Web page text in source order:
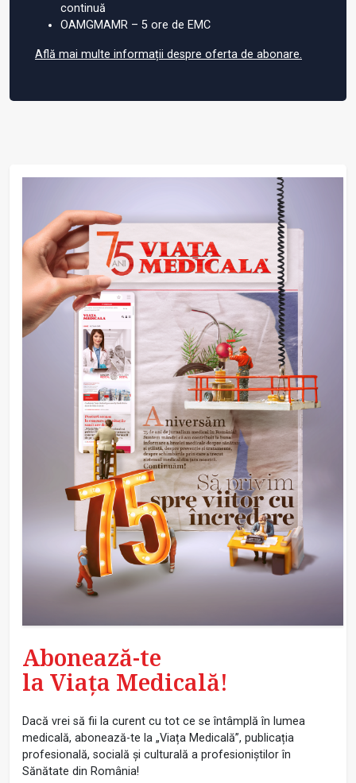
continuă
OAMGMAMR – 5 ore de EMC
Află mai multe informații despre oferta de abonare.
Abonează-te
la Viața Medicală!
Dacă vrei să fii la curent cu tot ce se întâmplă în lumea
medicală, abonează-te la „Viața Medicală”, publicația
profesională, socială și culturală a profesioniștilor în
Sănătate din România!